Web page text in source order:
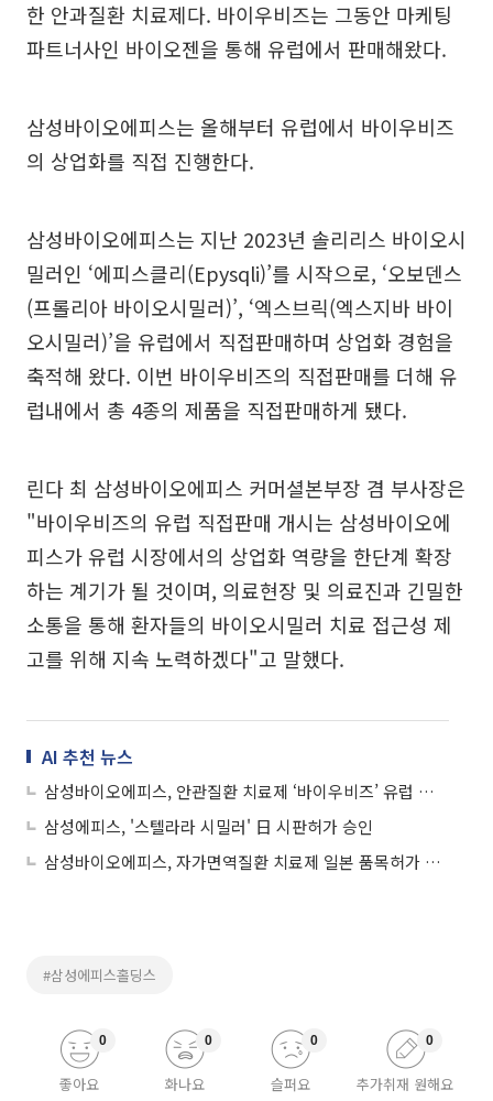
한 안과질환 치료제다. 바이우비즈는 그동안 마케팅
파트너사인 바이오젠을 통해 유럽에서 판매해왔다.
삼성바이오에피스는 올해부터 유럽에서 바이우비즈
의 상업화를 직접 진행한다.
삼성바이오에피스는 지난 2023년 솔리리스 바이오시
밀러인 ‘에피스클리(Epysqli)’를 시작으로, ‘오보덴스
(프롤리아 바이오시밀러)’, ‘엑스브릭(엑스지바 바이
오시밀러)’을 유럽에서 직접판매하며 상업화 경험을
축적해 왔다. 이번 바이우비즈의 직접판매를 더해 유
럽내에서 총 4종의 제품을 직접판매하게 됐다.
린다 최 삼성바이오에피스 커머셜본부장 겸 부사장은
"바이우비즈의 유럽 직접판매 개시는 삼성바이오에
피스가 유럽 시장에서의 상업화 역량을 한단계 확장
하는 계기가 될 것이며, 의료현장 및 의료진과 긴밀한
소통을 통해 환자들의 바이오시밀러 치료 접근성 제
고를 위해 지속 노력하겠다"고 말했다.
AI 추천 뉴스
삼성바이오에피스, 안관질환 치료제 ‘바이우비즈’ 유럽 직판 시작
삼성에피스, '스텔라라 시밀러' 日 시판허가 승인
삼성바이오에피스, 자가면역질환 치료제 일본 품목허가 승인
#삼성에피스홀딩스
좋아요
0
화나요
0
슬퍼요
0
추가취재 원해요
0